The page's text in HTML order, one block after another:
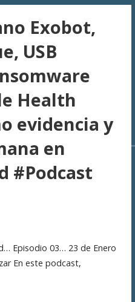
Exobot,
USB
Health
evidencia y
en
#Podcast
Episodio 03… 23 de Enero
En este podcast,